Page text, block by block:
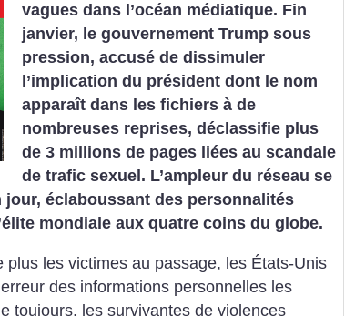
vagues dans l’océan médiatique. Fin
janvier, le gouvernement Trump sous
pression, accusé de dissimuler
l’implication du président dont le nom
apparaît dans les fichiers à de
nombreuses reprises, déclassifie plus
de 3 millions de pages liées au scandale
de trafic sexuel. L’ampleur du réseau se
jour, éclaboussant des personnalités
mondiale aux quatre coins du globe.
plus les victimes au passage, les États-Unis
des informations personnelles les
toujours, les survivantes de violences